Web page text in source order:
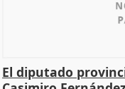
El diputado